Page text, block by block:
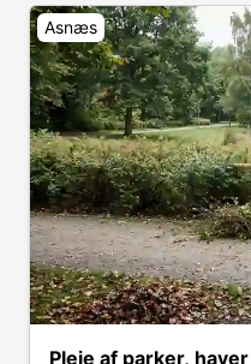
Asnæs
Pleje af parker,